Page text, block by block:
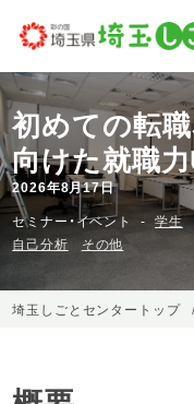
初めての転
向けた就職
2026年8月17日
セミナー・イベント
学生
自己分析
その他
埼玉しごとセンタートップ